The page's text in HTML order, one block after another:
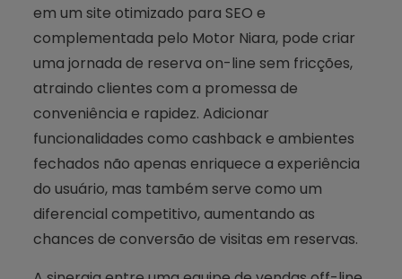
em um site otimizado para SEO e
complementada pelo Motor Niara, pode criar
uma jornada de reserva on-line sem fricções,
atraindo clientes com a promessa de
conveniência e rapidez. Adicionar
funcionalidades como cashback e ambientes
fechados não apenas enriquece a experiência
do usuário, mas também serve como um
diferencial competitivo, aumentando as
chances de conversão de visitas em reservas.